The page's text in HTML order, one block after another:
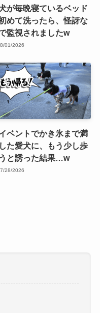
が毎晩寝ているベッド
めて洗ったら、怪訝な
監視されましたw
01/2026
ベントでかき氷まで満
た愛犬に、もう少し歩
と誘った結果…w
28/2026